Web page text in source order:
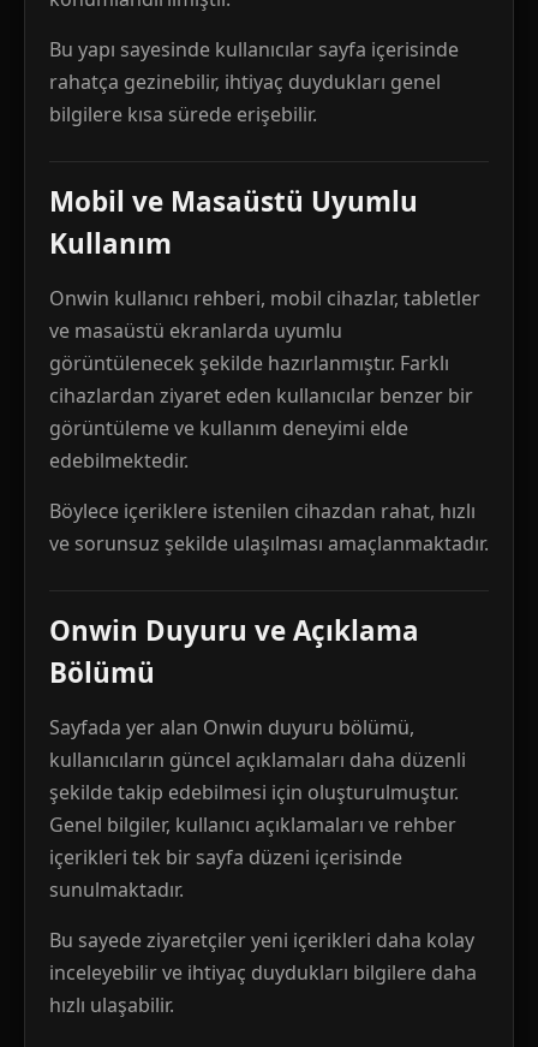
Bu yapı sayesinde kullanıcılar sayfa içerisinde
rahatça gezinebilir, ihtiyaç duydukları genel
bilgilere kısa sürede erişebilir.
Mobil ve Masaüstü Uyumlu
Kullanım
Onwin kullanıcı rehberi, mobil cihazlar, tabletler
ve masaüstü ekranlarda uyumlu
görüntülenecek şekilde hazırlanmıştır. Farklı
cihazlardan ziyaret eden kullanıcılar benzer bir
görüntüleme ve kullanım deneyimi elde
edebilmektedir.
Böylece içeriklere istenilen cihazdan rahat, hızlı
ve sorunsuz şekilde ulaşılması amaçlanmaktadır.
Onwin Duyuru ve Açıklama
Bölümü
Sayfada yer alan Onwin duyuru bölümü,
kullanıcıların güncel açıklamaları daha düzenli
şekilde takip edebilmesi için oluşturulmuştur.
Genel bilgiler, kullanıcı açıklamaları ve rehber
içerikleri tek bir sayfa düzeni içerisinde
sunulmaktadır.
Bu sayede ziyaretçiler yeni içerikleri daha kolay
inceleyebilir ve ihtiyaç duydukları bilgilere daha
hızlı ulaşabilir.